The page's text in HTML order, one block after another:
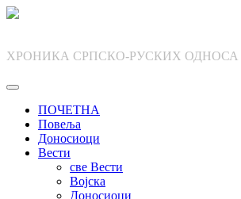
Skip
ХРОНИКА СРПСКО-РУСКИХ ОДНОСА
ПОЧЕТНА
Повеља
Доносиоци
Вести
све Вести
Војска
Доносиоци